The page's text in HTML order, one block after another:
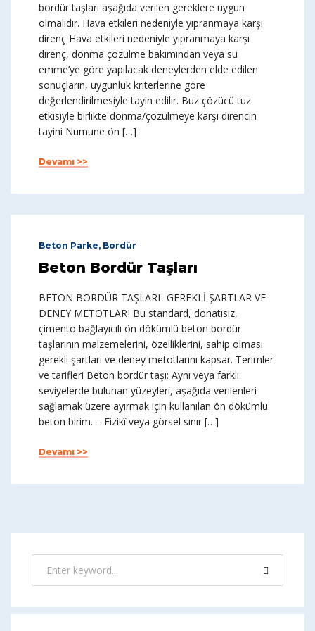
bordür taşları aşağıda verilen gereklere uygun
olmalıdır. Hava etkileri nedeniyle yıpranmaya karşı
direnç Hava etkileri nedeniyle yıpranmaya karşı
direnç, donma çözülme bakımından veya su
emme’ye göre yapılacak deneylerden elde edilen
sonuçların, uygunluk kriterlerine göre
değerlendirilmesiyle tayin edilir. Buz çözücü tuz
etkisiyle birlikte donma/çözülmeye karşı direncin
tayini Numune ön […]
Devamı >>
Beton Parke, Bordür
Beton Bordür Taşları
BETON BORDÜR TAŞLARI- GEREKLİ ŞARTLAR VE
DENEY METOTLARI Bu standard, donatısız,
çimento bağlayıcılı ön dökümlü beton bordür
taşlarının malzemelerini, özelliklerini, sahip olması
gerekli şartları ve deney metotlarını kapsar. Terimler
ve tarifleri Beton bordür taşı: Aynı veya farklı
seviyelerde bulunan yüzeyleri, aşağıda verilenleri
sağlamak üzere ayırmak için kullanılan ön dökümlü
beton birim. – Fizikî veya görsel sınır […]
Devamı >>